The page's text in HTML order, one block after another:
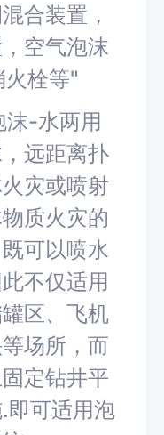
合装置，
空气泡沫
火栓等"
沫-水两用
远距离扑
灾或喷射
质火灾的
可以喷水
不仅适用
区、飞机
场所，而
定钻井平
即可适用泡